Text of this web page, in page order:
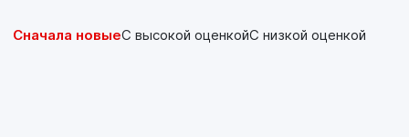
Сначала новыеС высокой оценкойС низкой оценкой